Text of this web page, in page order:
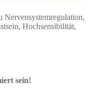
Nervensystemregulation,
Hochsensibilität,
sein!